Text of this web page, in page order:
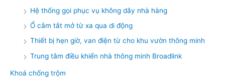
Hệ thống gọi phục vụ không dây nhà hàng
Ổ cắm tắt mở từ xa qua di động
Thiết bị hẹn giờ, van điện từ cho khu vườn thông minh
Trung tâm điều khiển nhà thông minh Broadlink
Khoá chống trộm